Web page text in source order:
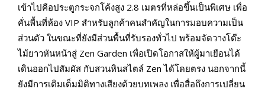
เข้าไปคือประตูกระจกโค้งสูง 2.8 เมตรที่หล่อขึ้นเป็นพิเศษ เพื่อ
คั่นพื้นที่ห้อง VIP สำหรับลูกค้าคนสำคัญในการมอบความเป็น
ส่วนตัว ในขณะที่ยังมีส่วนพื้นที่รับรองทั่วไป พร้อมจัดวางโต๊ะ
ไม้ยาวหันหน้าสู่ Zen Garden เพื่อเปิดโอกาสให้ผู้มาเยือนได้
เดินออกไปสัมผัส กับสวนหินสไตล์ Zen ได้โดยตรง นอกจากนี้
ยังมีการเติมเต็มมิติทางเสียงด้วยบทเพลง เพื่อสื่อถึงการเปลี่ยน